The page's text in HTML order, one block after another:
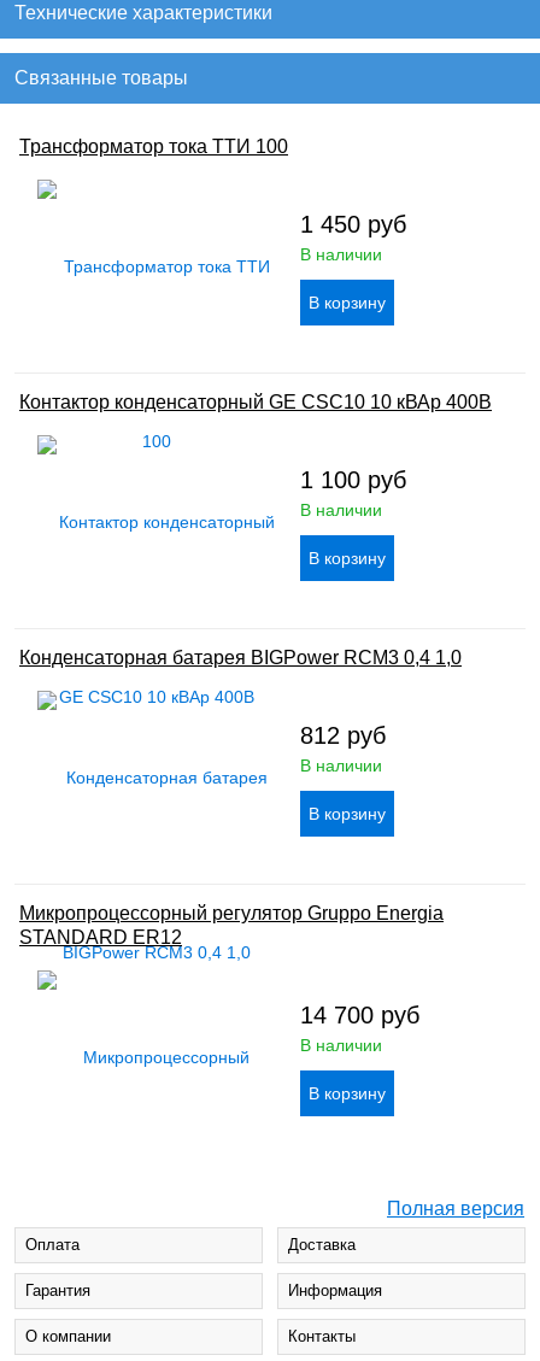
Технические характеристики
Связанные товары
Трансформатор тока ТТИ 100
1 450 руб
В наличии
Контактор конденсаторный GE CSC10 10 кВАр 400В
1 100 руб
В наличии
Конденсаторная батарея BIGPower RCM3 0,4 1,0
812 руб
В наличии
Микропроцессорный регулятор Gruppo Energia
STANDARD ER12
14 700 руб
В наличии
Полная версия
Оплата Доставка
Гарантия Информация
О компании Контакты